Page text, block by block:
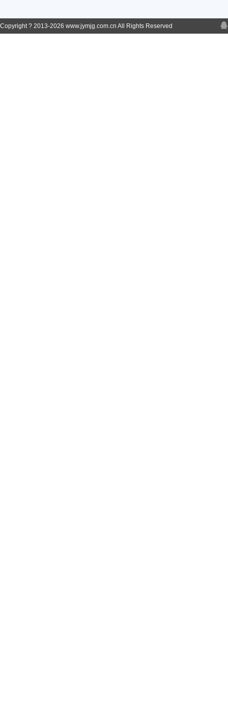
Copyright ? 2013-2026 www.jymjg.com.cn All Rights Reserved